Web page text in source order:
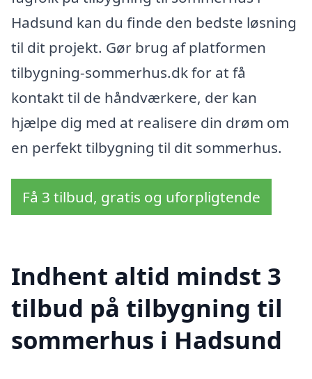
Hadsund kan du finde den bedste løsning
til dit projekt. Gør brug af platformen
tilbygning-sommerhus.dk for at få
kontakt til de håndværkere, der kan
hjælpe dig med at realisere din drøm om
en perfekt tilbygning til dit sommerhus.
Få 3 tilbud, gratis og uforpligtende
Indhent altid mindst 3
tilbud på tilbygning til
sommerhus i Hadsund